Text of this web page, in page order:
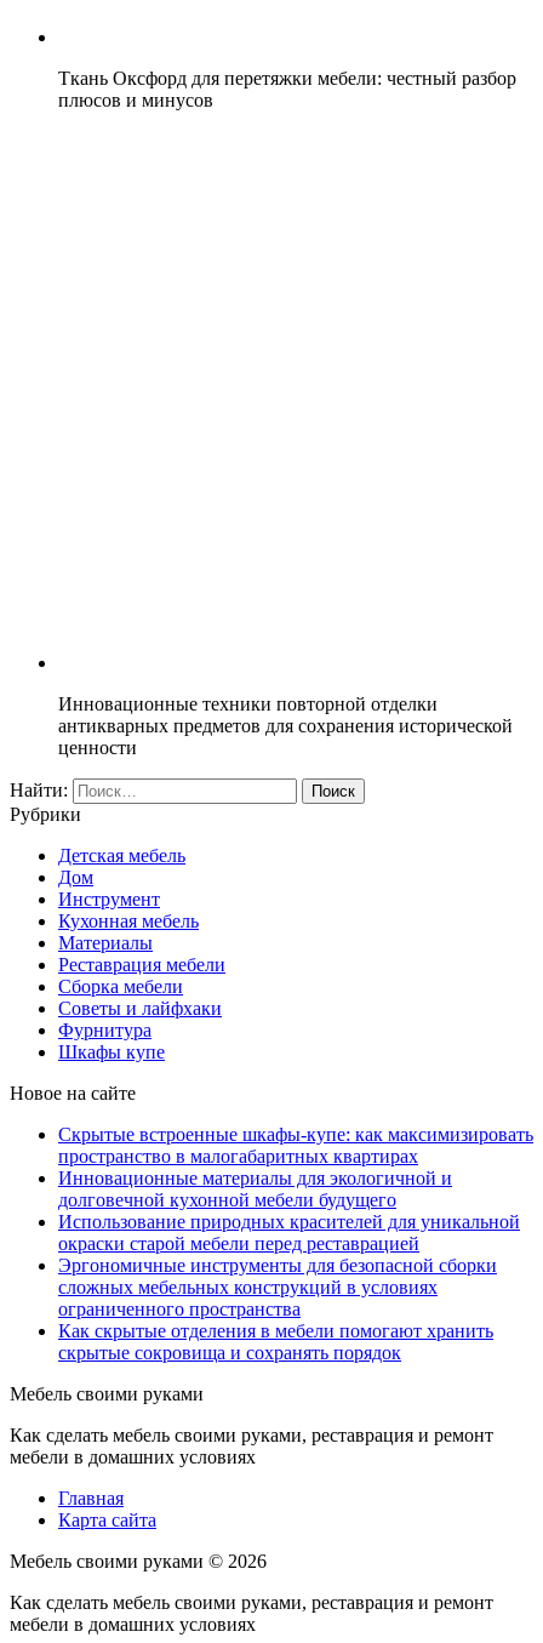
Ткань Оксфорд для перетяжки мебели: честный разбор
плюсов и минусов
Инновационные техники повторной отделки
антикварных предметов для сохранения исторической
ценности
Найти:
Рубрики
Детская мебель
Дом
Инструмент
Кухонная мебель
Материалы
Реставрация мебели
Сборка мебели
Советы и лайфхаки
Фурнитура
Шкафы купе
Новое на сайте
Скрытые встроенные шкафы-купе: как максимизировать
пространство в малогабаритных квартирах
Инновационные материалы для экологичной и
долговечной кухонной мебели будущего
Использование природных красителей для уникальной
окраски старой мебели перед реставрацией
Эргономичные инструменты для безопасной сборки
сложных мебельных конструкций в условиях
ограниченного пространства
Как скрытые отделения в мебели помогают хранить
скрытые сокровища и сохранять порядок
Мебель своими руками
Как сделать мебель своими руками, реставрация и ремонт
мебели в домашних условиях
Главная
Карта сайта
Мебель своими руками © 2026
Как сделать мебель своими руками, реставрация и ремонт
мебели в домашних условиях